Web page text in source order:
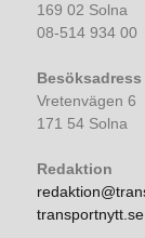
169 02 Solna
08-514 934 00
Besöksadress
Vretenvägen 6
171 54 Solna
Redaktion
transportnytt.se